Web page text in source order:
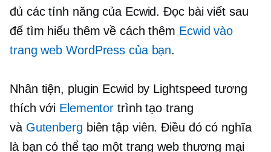
đủ các tính năng của Ecwid. Đọc bài viết sau
để tìm hiểu thêm về cách thêm Ecwid vào
trang web WordPress của bạn.
Nhân tiện, plugin Ecwid by Lightspeed tương
thích với Elementor trình tạo trang
và Gutenberg biên tập viên. Điều đó có nghĩa
là bạn có thể tạo một trang web thương mại